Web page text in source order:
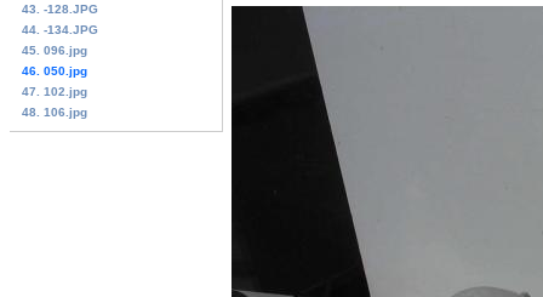
43. -128.JPG
44. -134.JPG
45. 096.jpg
46. 050.jpg
47. 102.jpg
48. 106.jpg